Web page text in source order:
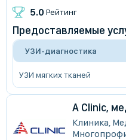
5.0 Рейтинг
Предоставляемые
УЗИ-диагностика
УЗИ мягких тканей
A Clinic,
Клиника,